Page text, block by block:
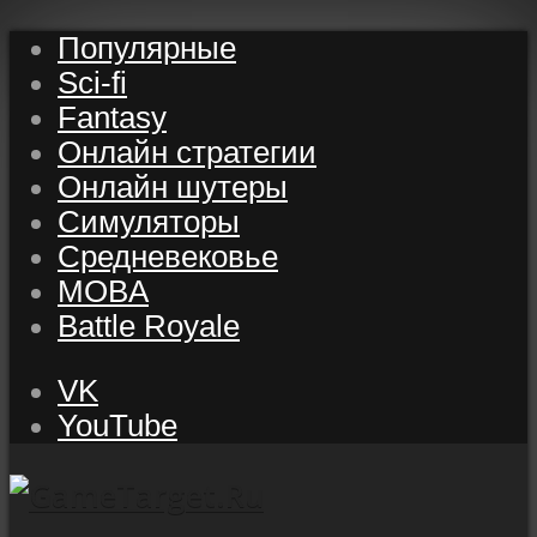
Популярные
Sci-fi
Fantasy
Онлайн стратегии
Онлайн шутеры
Симуляторы
Средневековье
MOBA
Battle Royale
VK
YouTube